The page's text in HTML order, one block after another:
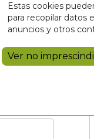
Estas cookies
para recopilar datos
anuncios y otros
Ver no